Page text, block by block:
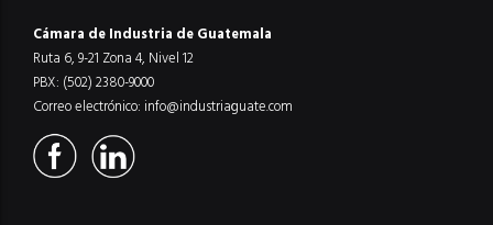
Cámara de Industria de Guatemala
Ruta 6, 9-21 Zona 4, Nivel 12
PBX: (502) 2380-9000
Correo electrónico: info@industriaguate.com